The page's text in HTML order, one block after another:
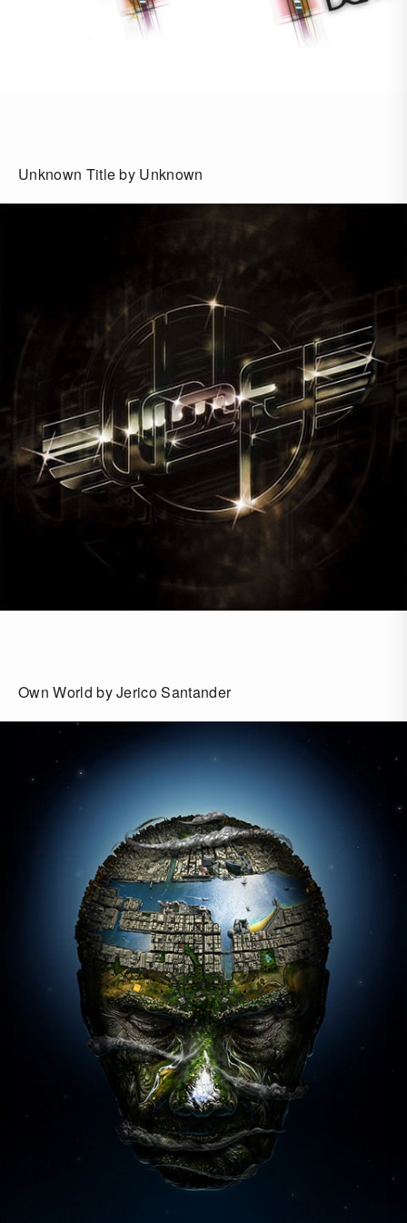
Unknown Title by Unknown
Own World by Jerico Santander